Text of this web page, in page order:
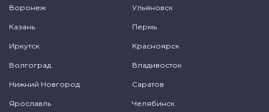
Воронеж Ульяновск
Казань Пермь
Иркутск Красноярск
Волгоград Владивосток
Нижний Новгород Саратов
Ярославль Челябинск